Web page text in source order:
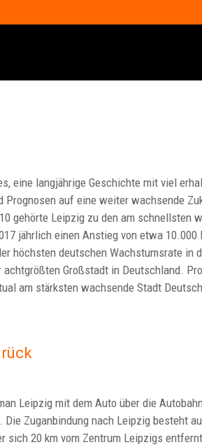
eine langjährige Geschichte mit viel
Prognosen auf eine weiter wachsende
gehörte Leipzig zu den am schnellsten
jährlich einen Anstieg von etwa
höchsten deutschen Wachstumsrate in
achtgrößten Großstadt in Deutschland.
am stärksten wachsende Stadt
Leipzig mit dem Auto über die
Die Zuganbindung nach Leipzig besteht
sich 20 km vom Zentrum Leipzigs